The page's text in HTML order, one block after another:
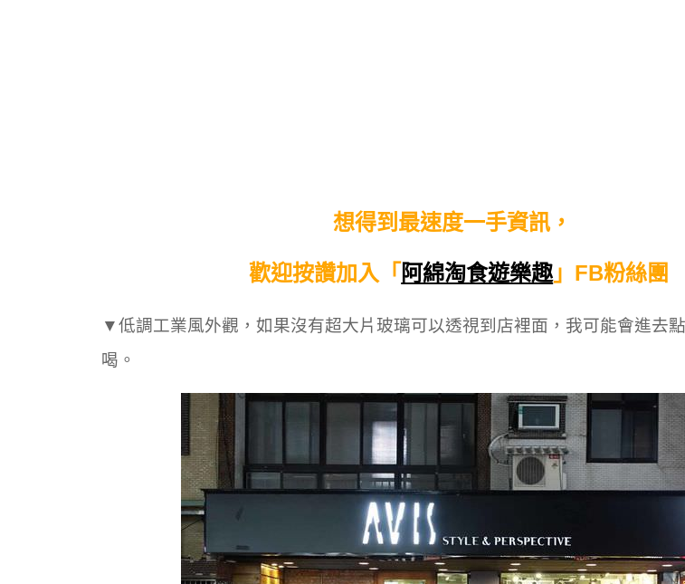
想得到最速度一手資訊，
歡迎按讚加入「 阿綿淘食遊樂趣 」FB粉絲團
▼低調工業風外觀，如果沒有超大片玻璃可以透視到店裡面，我可能會進去
喝。